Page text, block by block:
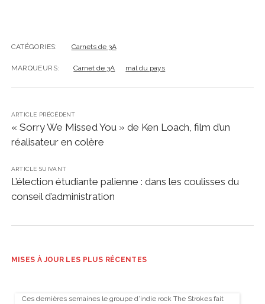
CATÉGORIES: Carnets de 3A
MARQUEURS: Carnet de 3A mal du pays
ARTICLE PRÉCÉDENT
« Sorry We Missed You » de Ken Loach, film d’un
réalisateur en colère
ARTICLE SUIVANT
L’élection étudiante palienne : dans les coulisses du
conseil d’administration
MISES À JOUR LES PLUS RÉCENTES
Ces dernières semaines le groupe d’indie rock The Strokes fait